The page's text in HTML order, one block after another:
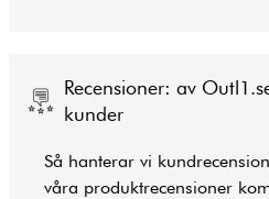
Recensioner: av
kunder
Så hanterar vi
våra produktrecensioner